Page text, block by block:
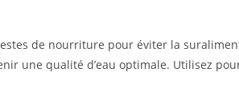
de nourriture pour éviter la
une qualité d’eau optimale. Utilisez